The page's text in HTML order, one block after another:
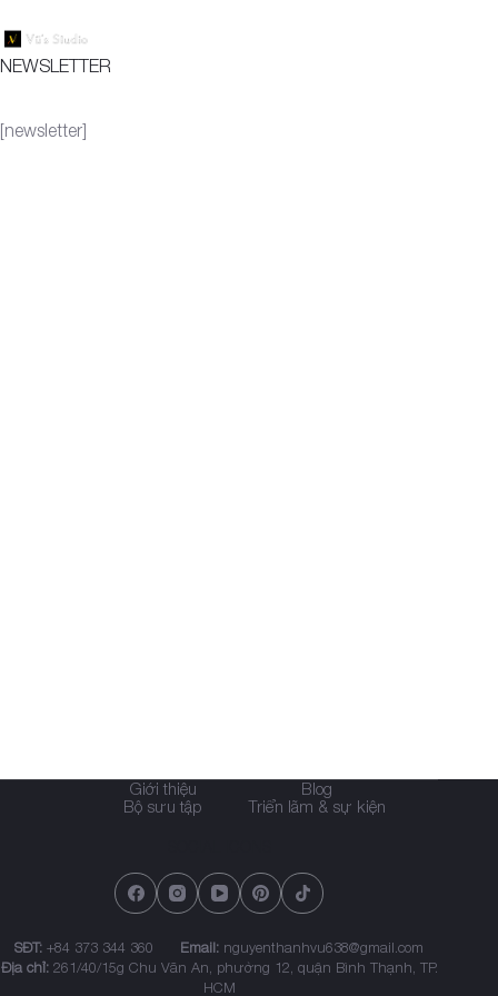
NEWSLETTER
[newsletter]
Giới thiệu
Bộ sưu tập
Blog
Triển lãm & sự kiện
SĐT: +84 373 344 360 Email: nguyenthanhvu638@gmail.com
Địa chỉ:261/40/15g Chu Văn An, phường 12, quận Bình Thạnh, TP.
HCM